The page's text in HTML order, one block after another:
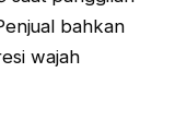
bahkan
wajah